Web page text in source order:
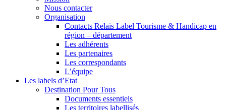
Nous contacter
Organisation
Contacts Relais Label Tourisme & Handicap en
région – département
Les adhérents
Les partenaires
Les correspondants
L’équipe
Les labels d’Etat
Destination Pour Tous
Documents essentiels
Les territoires labellisés